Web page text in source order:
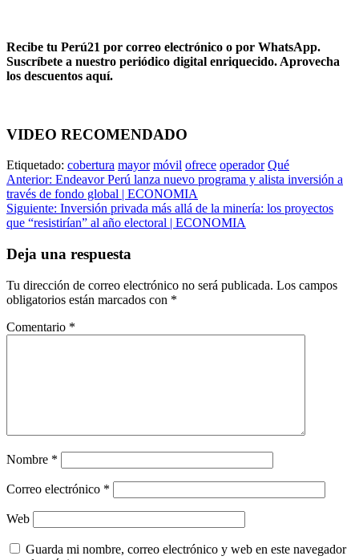
Recibe tu Perú21 por correo electrónico o por WhatsApp.
Suscríbete a nuestro periódico digital enriquecido. Aprovecha
los descuentos aquí.
VIDEO RECOMENDADO
Etiquetado: cobertura mayor móvil ofrece operador Qué
Navegación
de
entradas
Anterior: Endeavor Perú lanza nuevo programa y alista inversión a
través de fondo global | ECONOMIA
Siguiente: Inversión privada más allá de la minería: los proyectos
que “resistirían” al año electoral | ECONOMIA
Deja una respuesta
Tu dirección de correo electrónico no será publicada. Los campos
obligatorios están marcados con *
Comentario *
Nombre *
Correo electrónico *
Web
Guarda mi nombre, correo electrónico y web en este navegador